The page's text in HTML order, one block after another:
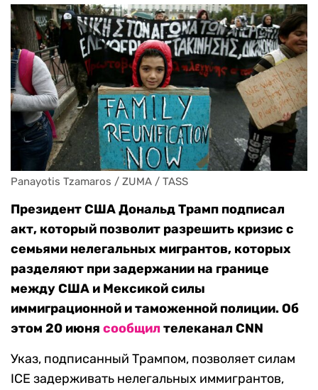
Panayotis Tzamaros / ZUMA / TASS
Президент США Дональд Трамп подписал
акт, который позволит разрешить кризис с
семьями нелегальных мигрантов, которых
разделяют при задержании на границе
между США и Мексикой силы
иммиграционной и таможенной полиции. Об
этом 20 июня сообщилтелеканал CNN
Указ, подписанный Трампом, позволяет силам
ICE задерживать нелегальных иммигрантов,